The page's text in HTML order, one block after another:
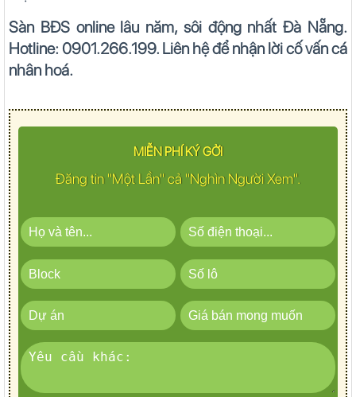
Sàn BĐS online lâu năm, sôi động nhất Đà Nẵng.
Hotline: 0901.266.199. Liên hệ để nhận lời cố vấn cá
nhân hoá.
MIỄN PHÍ KÝ GỞI
Đăng tin "Một Lần" cả "Nghìn Người Xem".